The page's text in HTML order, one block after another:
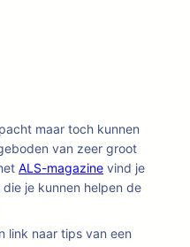
maar toch kunnen
van zeer groot
ALS-magazine vind je
je kunnen helpen de
link naar tips van een